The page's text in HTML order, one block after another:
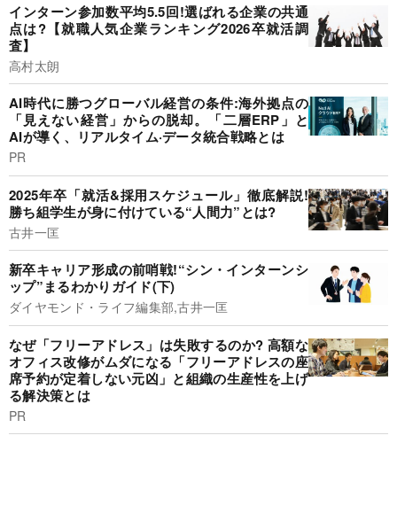
インターン参加数平均5.5回!選ばれる企業の共通
点は?【就職人気企業ランキング2026卒就活調
査】
高村太朗
AI時代に勝つグローバル経営の条件:海外拠点の
「見えない経営」からの脱却。「二層ERP」と
AIが導く、リアルタイム·データ統合戦略とは
PR
2025年卒「就活&採用スケジュール」徹底解説!
勝ち組学生が身に付けている“人間力”とは?
古井一匡
新卒キャリア形成の前哨戦!“シン・インターンシ
ップ”まるわかりガイド(下)
ダイヤモンド・ライフ編集部,古井一匡
なぜ「フリーアドレス」は失敗するのか? 高額な
オフィス改修がムダになる「フリーアドレスの座
席予約が定着しない元凶」と組織の生産性を上げ
る解決策とは
PR